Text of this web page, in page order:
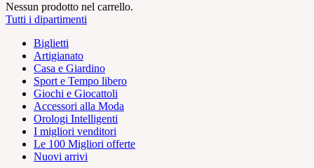
Nessun prodotto nel carrello.
Tutti i dipartimenti
Biglietti
Artigianato
Casa e Giardino
Sport e Tempo libero
Giochi e Giocattoli
Accessori alla Moda
Orologi Intelligenti
I migliori venditori
Le 100 Migliori offerte
Nuovi arrivi